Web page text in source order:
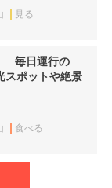
見る
毎日運行の
スポットや絶景
食べる